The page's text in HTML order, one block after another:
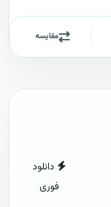
مقایسه
دانلود
فوری